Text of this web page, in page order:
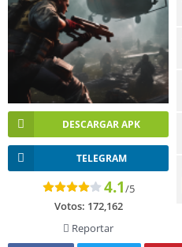
DESCARGAR APK
TELEGRAM
4.1/5
Votos: 172,162
Reportar